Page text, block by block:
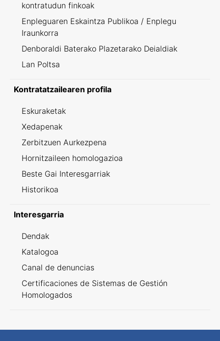
kontratudun finkoak
Enpleguaren Eskaintza Publikoa / Enplegu
Iraunkorra
Denboraldi Baterako Plazetarako Deialdiak
Lan Poltsa
Kontratatzailearen profila
Eskuraketak
Xedapenak
Zerbitzuen Aurkezpena
Hornitzaileen homologazioa
Beste Gai Interesgarriak
Historikoa
Interesgarria
Dendak
Katalogoa
Canal de denuncias
Certificaciones de Sistemas de Gestión
Homologados